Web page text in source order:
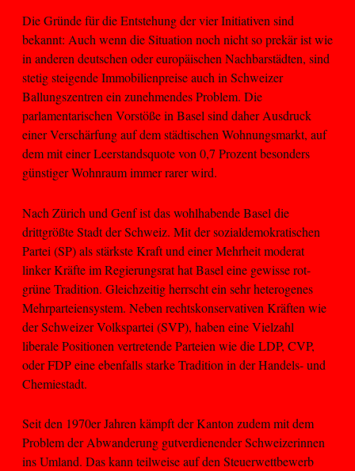
Die Gründe für die Entstehung der vier Initiativen sind
bekannt: Auch wenn die Situation noch nicht so prekär ist wie
in anderen deutschen oder europäischen Nachbarstädten, sind
stetig steigende Immobilienpreise auch in Schweizer
Ballungszentren ein zunehmendes Problem. Die
parlamentarischen Vorstöße in Basel sind daher Ausdruck
einer Verschärfung auf dem städtischen Wohnungsmarkt, auf
dem mit einer Leerstandsquote von 0,7 Prozent besonders
günstiger Wohnraum immer rarer wird.
Nach Zürich und Genf ist das wohlhabende Basel die
drittgrößte Stadt der Schweiz. Mit der sozialdemokratischen
Partei (SP) als stärkste Kraft und einer Mehrheit moderat
linker Kräfte im Regierungsrat hat Basel eine gewisse rot-
grüne Tradition. Gleichzeitig herrscht ein sehr heterogenes
Mehrparteiensystem. Neben rechtskonservativen Kräften wie
der Schweizer Volkspartei (SVP), haben eine Vielzahl
liberale Positionen vertretende Parteien wie die LDP, CVP,
oder FDP eine ebenfalls starke Tradition in der Handels- und
Chemiestadt.
Seit den 1970er Jahren kämpft der Kanton zudem mit dem
Problem der Abwanderung gutverdienender Schweizerinnen
ins Umland. Das kann teilweise auf den Steuerwettbewerb